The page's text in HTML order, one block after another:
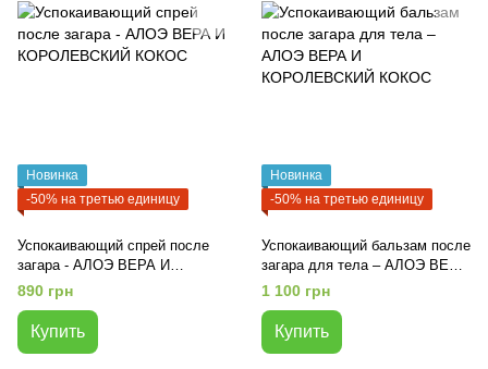
Новинка
-50% на третью единицу
Успокаивающий спрей после
загара - АЛОЭ ВЕРА И
КОРОЛЕВСКИЙ КОКОС
890 грн
Купить
Новинка
-50% на третью единицу
Успокаивающий бальзам после
загара для тела – АЛОЭ ВЕРА
И КОРОЛЕВСКИЙ КОКОС
1 100 грн
Купить